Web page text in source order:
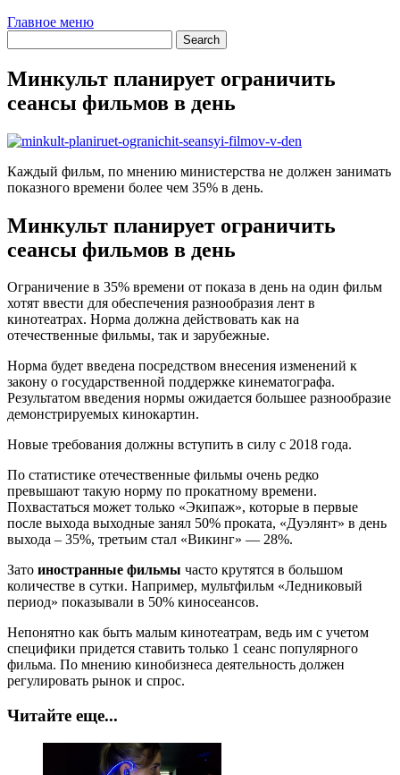
Главное меню
Минкульт планирует ограничить
сеансы фильмов в день
Каждый фильм, по мнению министерства не должен занимать
показного времени более чем 35% в день.
Минкульт планирует ограничить
сеансы фильмов в день
Ограничение в 35% времени от показа в день на один фильм
хотят ввести для обеспечения разнообразия лент в
кинотеатрах. Норма должна действовать как на
отечественные фильмы, так и зарубежные.
Норма будет введена посредством внесения изменений к
закону о государственной поддержке кинематографа.
Результатом введения нормы ожидается большее разнообразие
демонстрируемых кинокартин.
Новые требования должны вступить в силу с 2018 года.
По статистике отечественные фильмы очень редко
превышают такую норму по прокатному времени.
Похвастаться может только «Экипаж», которые в первые
после выхода выходные занял 50% проката, «Дуэлянт» в день
выхода – 35%, третьим стал «Викинг» — 28%.
Зато иностранные фильмы часто крутятся в большом
количестве в сутки. Например, мультфильм «Ледниковый
период» показывали в 50% киносеансов.
Непонятно как быть малым кинотеатрам, ведь им с учетом
специфики придется ставить только 1 сеанс популярного
фильма. По мнению кинобизнеса деятельность должен
регулировать рынок и спрос.
Читайте еще...